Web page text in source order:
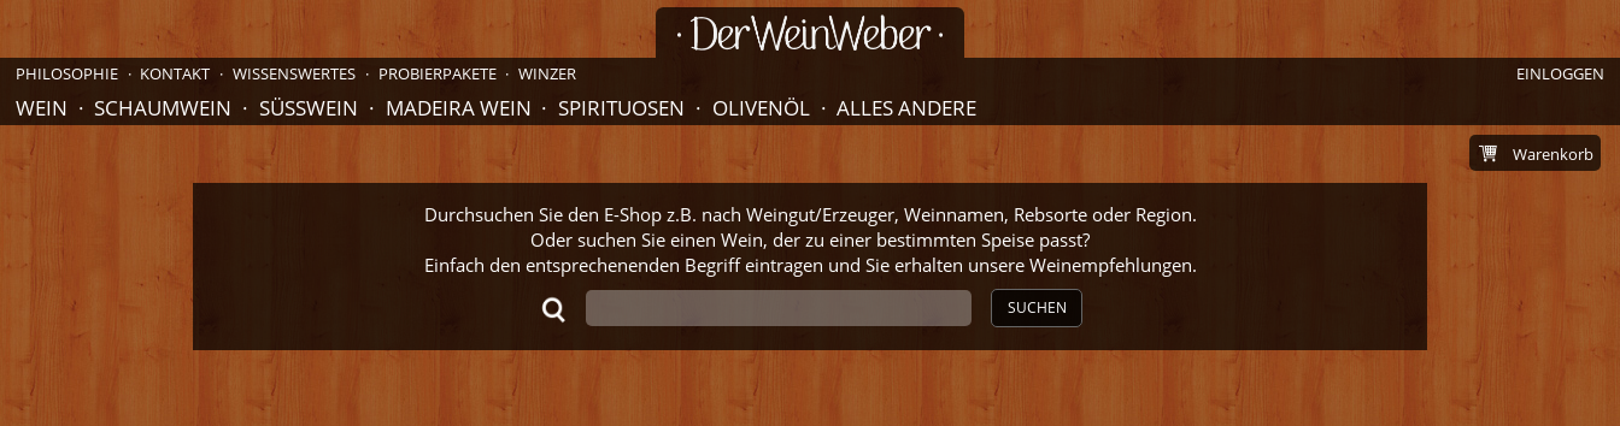
EINLOGGEN
PHILOSOPHIE KONTAKT WISSENSWERTES PROBIERPAKETE WINZER
WEIN SCHAUMWEIN SÜSSWEIN MADEIRA WEIN SPIRITUOSEN OLIVENÖL ALLES ANDERE
Durchsuchen Sie den E-Shop z.B. nach Weingut/Erzeuger, Weinnamen, Rebsorte oder Region.
Oder suchen Sie einen Wein, der zu einer bestimmten Speise passt?
Einfach den entsprechenenden Begriff eintragen und Sie erhalten unsere Weinempfehlungen.
SUCHEN
Warenkorb